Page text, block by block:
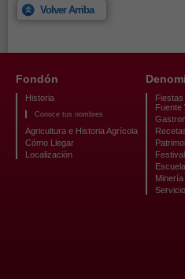
Volver Arriba
Fondón
Historia
Conoce tus nombres
Agricultura e Historia Agrícola
Cómo Llegar
Localización
Fuente